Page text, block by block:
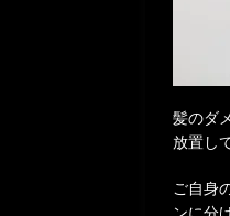
髪のダ
放置し
ご自身